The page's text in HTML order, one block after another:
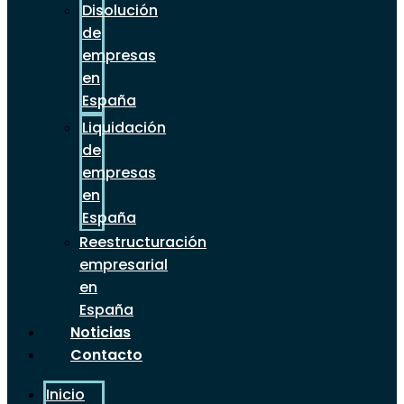
Disolución
de
empresas
en
España
Liquidación
de
empresas
en
España
Reestructuración
empresarial
en
España
Noticias
Contacto
Inicio